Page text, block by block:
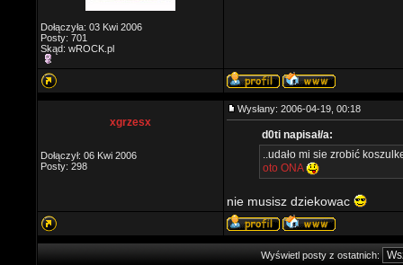
Dołączyła: 03 Kwi 2006
Posty: 701
Skąd: wROCK.pl
xgrzesx
Dołączył: 06 Kwi 2006
Posty: 298
Wysłany: 2006-04-19, 00:18
d0ti napisał/a:
..udało mi sie zrobić
oto ONA
nie musisz dziekowac
Wyświetl posty z ostatnich: